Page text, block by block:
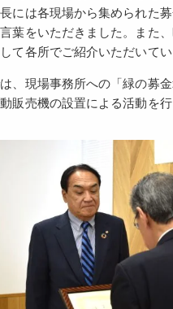
には各現場から集められた
葉をいただきました。また
て各所でご紹介いただいてい
、現場事務所への「緑の募
販売機の設置による活動を行